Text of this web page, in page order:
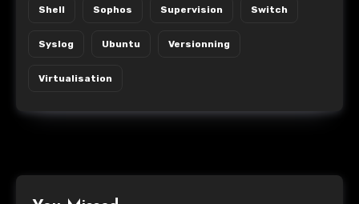
Shell Sophos Supervision Switch
Syslog Ubuntu Versionning
Virtualisation